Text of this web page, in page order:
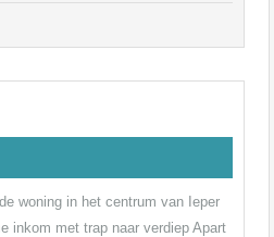
woning in het centrum van Ieper
inkom met trap naar verdiep Apart